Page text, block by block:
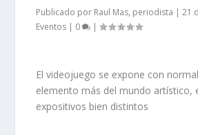
Publicado por Raul Mas, periodista |21
Eventos | 0 |
El videojuego se expone con
elemento más del mundo artístico,
expositivos bien distintos